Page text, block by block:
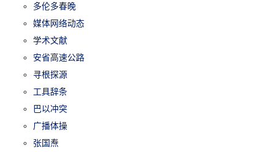
多伦多春晚
媒体网络动态
学术文献
安省高速公路
寻根探源
工具辞条
巴以冲突
广播体操
张国焘